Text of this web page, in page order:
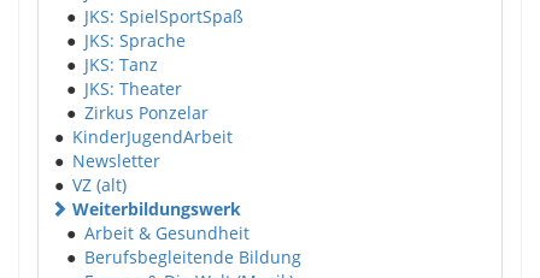
● JKS: SpielSportSpaß
● JKS: Sprache
● JKS: Tanz
● JKS: Theater
● Zirkus Ponzelar
● KinderJugendArbeit
● Newsletter
● VZ (alt)
Weiterbildungswerk
● Arbeit & Gesundheit
● Berufsbegleitende Bildung